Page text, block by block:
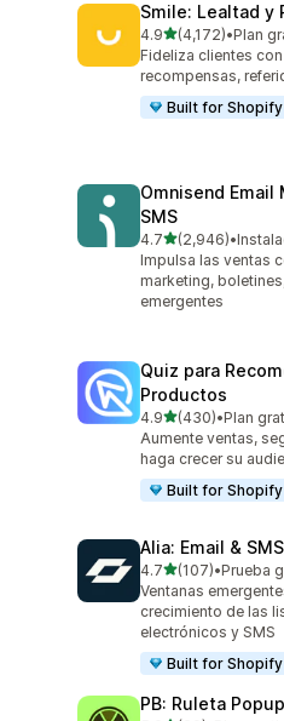
Smile: Lealtad y
4.9de 5 estrellas
(4,172)
4172 reseñas en
•Plan
Fideliza clientes
recompensas,
Built for Shopify
Omnisend Email
SMS
4.7de 5 estrellas
(2,946)
2946 reseñas en
•
Impulsa las ventas
marketing,
emergentes
Quiz para
Productos
4.9de 5 estrellas
(430)
430 reseñas en total
•Plan
Aumente ventas,
haga crecer su
Built for Shopify
Alia: Email &
4.7de 5 estrellas
(107)
107 reseñas en total
•Prueba
Ventanas
crecimiento de las
electrónicos y SMS
Built for Shopify
PB: Ruleta